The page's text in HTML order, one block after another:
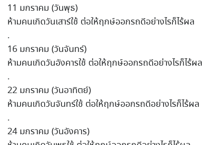
11 มกราคม (วันพุธ)
ห้ามคนเกิดวันเสาร์ใช้ ต่อให้ฤกษ์ออกรถดีอย่างไรก็ไร้ผล
.
16 มกราคม (วันจันทร์)
ห้ามคนเกิดวันอังคารใช้ ต่อให้ฤกษ์ออกรถดีอย่างไรก็ไร้ผล
.
22 มกราคม (วันอาทิตย์)
ห้ามคนเกิดวันจันทร์ใช้ ต่อให้ฤกษ์ออกรถดีอย่างไรก็ไร้ผล
.
24 มกราคม (วันอังคาร)